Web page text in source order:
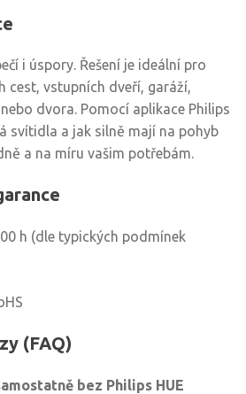
i úspory. Řešení je ideální pro
cest, vstupních dveří, garáží,
dvora. Pomocí aplikace Philips
svítidla a jak silně mají na pohyb
a na míru vašim potřebám.
h (dle typických podmínek
(FAQ)
bez Philips HUE